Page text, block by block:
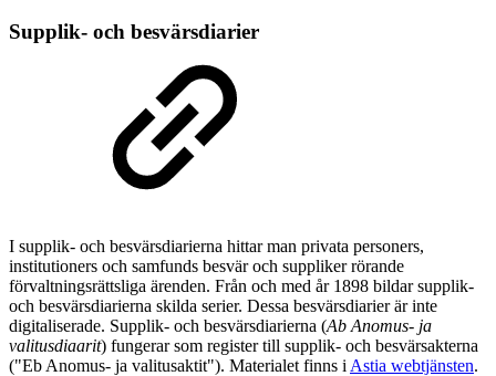
Supplik- och besvärsdiarier
I supplik- och besvärsdiarierna hittar man privata personers,
institutioners och samfunds besvär och suppliker rörande
förvaltningsrättsliga ärenden. Från och med år 1898 bildar supplik-
och besvärsdiarierna skilda serier. Dessa besvärsdiarier är inte
digitaliserade. Supplik- och besvärsdiarierna (Ab Anomus- ja
valitusdiaarit) fungerar som register till supplik- och besvärsakterna
("Eb Anomus- ja valitusaktit"). Materialet finns i Astia webtjänsten.